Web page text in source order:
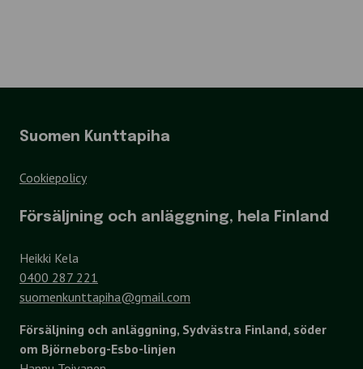
Suomen Kunttapiha
Cookiepolicy
Försäljning och anläggning, hela Finland
Heikki Kela
0400 287 221
suomenkunttapiha@gmail.com
Försäljning och anläggning, Sydvästra Finland, söder
om Björneborg-Esbo-linjen